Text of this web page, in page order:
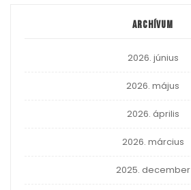
Archívum
2026. június
2026. május
2026. április
2026. március
2025. december